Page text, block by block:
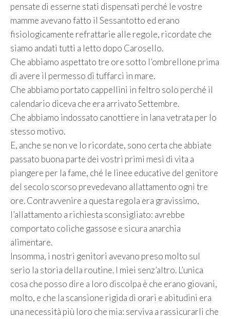
pensate di esserne stati dispensati perché le vostre
mamme avevano fatto il Sessantotto ed erano
fisiologicamente refrattarie alle regole, ricordate che
siamo andati tutti a letto dopo Carosello.
Che abbiamo aspettato tre ore sotto l’ombrellone prima
di avere il permesso di tuffarci in mare.
Che abbiamo portato cappellini in feltro solo perché il
calendario diceva che era arrivato Settembre.
Che abbiamo indossato canottiere in lana vetrata per lo
stesso motivo.
E, anche se non ve lo ricordate, sono certa che abbiate
passato buona parte dei vostri primi mesi di vita a
piangere per la fame, ché le linee educative del genitore
del secolo scorso prevedevano allattamento ogni tre
ore. Contravvenire a questa regola era gravissimo,
l’allattamento a richiesta sconsigliato: avrebbe
comportato coliche gassose e sicura anarchia
alimentare.
Insomma, i nostri genitori avevano preso molto sul
serio la storia della routine. I miei senz’altro. L’unica
cosa che posso dire a loro discolpa è che erano giovani,
molto, e che la scansione rigida di orari e abitudini era
una necessità più loro che mia: serviva a rassicurarli che